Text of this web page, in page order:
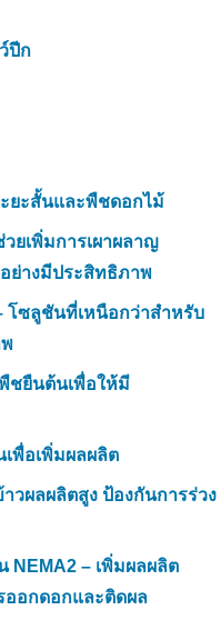
ปีก
ยะสั้นและพืชดอกไม้
ยเพิ่มการเผาผลาญ
ย่างมีประสิทธิภาพ
ซลูชันที่เหนือกว่าสำหรับ
ชยืนต้นเพื่อให้มี
พื่อเพิ่มผลผลิต
วผลผลิตสูง ป้องกันการร่วง
– เพิ่มผลผลิต
ออกดอกและติดผล